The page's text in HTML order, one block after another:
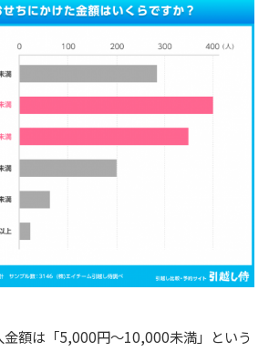
金額は「5,000円～10,000未満」という